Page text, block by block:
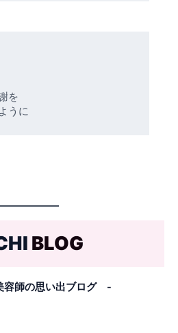
を
うに
BLOG
師の思い出ブログ -